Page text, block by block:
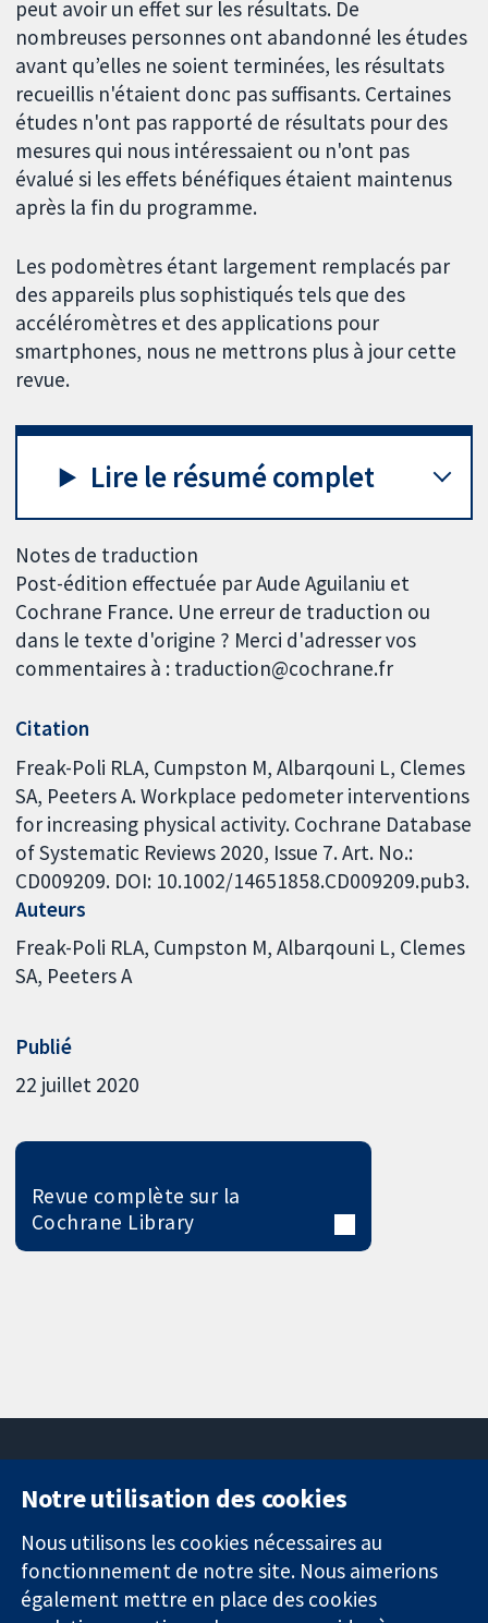
peut avoir un effet sur les résultats. De
nombreuses personnes ont abandonné les études
avant qu’elles ne soient terminées, les résultats
recueillis n'étaient donc pas suffisants. Certaines
études n'ont pas rapporté de résultats pour des
mesures qui nous intéressaient ou n'ont pas
évalué si les effets bénéfiques étaient maintenus
après la fin du programme.
Les podomètres étant largement remplacés par
des appareils plus sophistiqués tels que des
accéléromètres et des applications pour
smartphones, nous ne mettrons plus à jour cette
revue.
Lire le résumé complet
Notes de traduction
Post-édition effectuée par Aude Aguilaniu et
Cochrane France. Une erreur de traduction ou
dans le texte d'origine ? Merci d'adresser vos
commentaires à : traduction@cochrane.fr
Citation
Freak-Poli RLA, Cumpston M, Albarqouni L, Clemes
SA, Peeters A. Workplace pedometer interventions
for increasing physical activity. Cochrane Database
of Systematic Reviews 2020, Issue 7. Art. No.:
CD009209. DOI: 10.1002/14651858.CD009209.pub3.
Auteurs
Freak-Poli RLA Cumpston M Albarqouni L Clemes
SA Peeters A
Publié
22 juillet 2020
Revue complète sur la
Cochrane Library
Des données
probantes.
Des décisions
11-13 Cavendish
Square
Londres
W1G0AN
Royaume-Uni
nous
Actualités
Service de
presse
Notre utilisation des cookies
Nous utilisons les cookies nécessaires au
fonctionnement de notre site. Nous aimerions
également mettre en place des cookies